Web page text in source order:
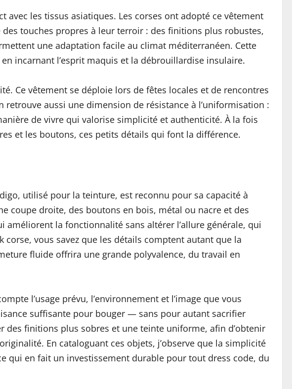
les tissus asiatiques. Les corses ont adopté ce vêtement
touches propres à leur terroir : des finitions plus robustes,
une adaptation facile au climat méditerranéen. Cette
incarnant l’esprit maquis et la débrouillardise insulaire.
Ce vêtement se déploie lors de fêtes locales et de rencontres
aussi une dimension de résistance à l’uniformisation :
de vivre qui valorise simplicité et authenticité. À la fois
et les boutons, ces petits détails qui font la différence.
utilisé pour la teinture, est reconnu pour sa capacité à
coupe droite, des boutons en bois, métal ou nacre et des
la fonctionnalité sans altérer l’allure générale, qui
vous savez que les détails comptent autant que la
fluide offrira une grande polyvalence, du travail en
l’usage prévu, l’environnement et l’image que vous
suffisante pour bouger — sans pour autant sacrifier
finitions plus sobres et une teinte uniforme, afin d’obtenir
En cataloguant ces objets, j’observe que la simplicité
qui en fait un investissement durable pour tout dress code, du